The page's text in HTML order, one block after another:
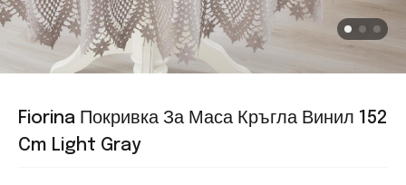
Fiorina Покривка За Маса Кръгла Винил 152
Cm Light Gray